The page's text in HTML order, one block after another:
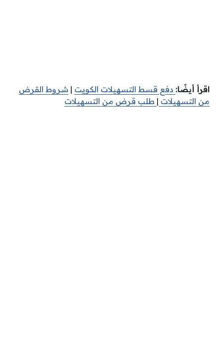
اقرأ أيضًا: دفع قسط التسهيلات الكويت | شروط القرض
من التسهيلات | طلب قرض من التسهيلات